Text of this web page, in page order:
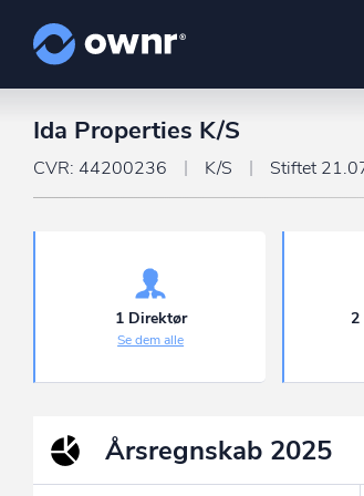
Ida Properties K/S
CVR: 44200236 K/S Stiftet
1 Direktør
Se dem alle
2
Årsregnskab 2025